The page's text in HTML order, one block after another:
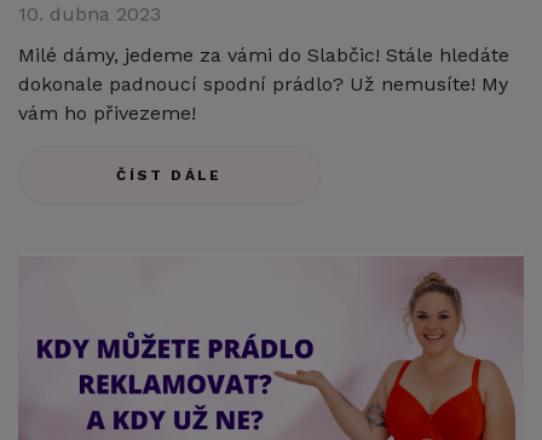
10. dubna 2023
Milé dámy, jedeme za vámi do Slabčic! Stále hledáte
dokonale padnoucí spodní prádlo? Už nemusíte! My
vám ho přivezeme!
ČÍST DÁLE